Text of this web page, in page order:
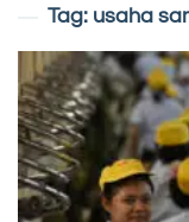
Tag: usaha